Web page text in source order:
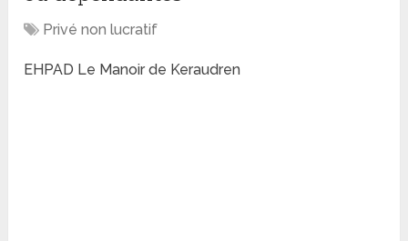
Privé non lucratif
EHPAD Le Manoir de Keraudren